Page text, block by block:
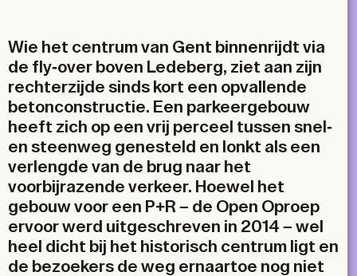
Wie het centrum van Gent binnenrijdt via
de fly-over boven Ledeberg, ziet aan zijn
rechterzijde sinds kort een opvallende
betonconstructie. Een parkeergebouw
heeft zich op een vrij perceel tussen snel-
en steenweg genesteld en lonkt als een
verlengde van de brug naar het
voorbijrazende verkeer. Hoewel het
gebouw voor een P+R – de Open Oproep
ervoor werd uitgeschreven in 2014 – wel
heel dicht bij het historisch centrum ligt en
de bezoekers de weg ernaartoe nog niet